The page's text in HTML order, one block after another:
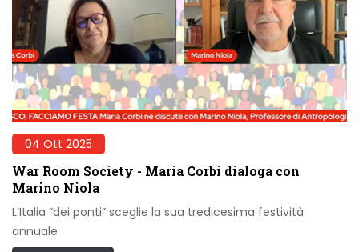
04 Ott 2025
War Room Society - Maria Corbi dialoga con
Marino Niola
L’Italia “dei ponti” sceglie la sua tredicesima festività
annuale